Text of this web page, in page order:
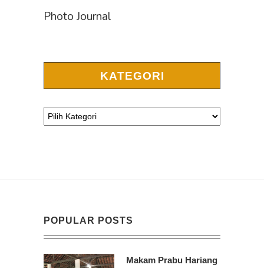
Photo Journal
KATEGORI
POPULAR POSTS
Makam Prabu Hariang